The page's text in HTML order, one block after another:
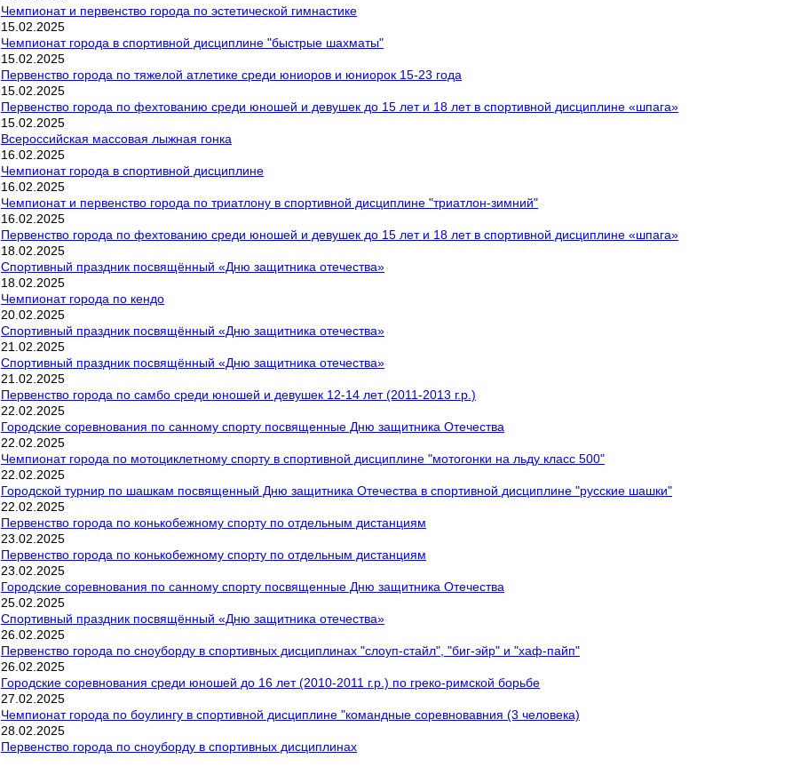
Чемпионат и первенство города по эстетической гимнастике
15 02 2025
Чемпионат города в спортивной дисциплине "быстрые шахматы"
15 02 2025
Первенство города по тяжелой атлетике среди юниоров и юниорок 15-23 года
15 02 2025
Первенство города по фехтованию среди юношей и девушек до 15 лет и 18 лет в спортивной дисциплине «шпага»
15 02 2025
Всероссийская массовая лыжная гонка
16 02 2025
Чемпионат города в спортивной дисциплине
16 02 2025
Чемпионат и первенство города по триатлону в спортивной дисциплине "триатлон-зимний"
16 02 2025
Первенство города по фехтованию среди юношей и девушек до 15 лет и 18 лет в спортивной дисциплине «шпага»
18 02 2025
Спортивный праздник посвящённый «Дню защитника отечества»
18 02 2025
Чемпионат города по кендо
20 02 2025
Спортивный праздник посвящённый «Дню защитника отечества»
21 02 2025
Спортивный праздник посвящённый «Дню защитника отечества»
21 02 2025
Первенство города по самбо среди юношей и девушек 12-14 лет (2011-2013 г.р.)
22 02 2025
Городские соревнования по санному спорту посвященные Дню защитника Отечества
22 02 2025
Чемпионат города по мотоциклетному спорту в спортивной дисциплине "мотогонки на льду класс 500"
22 02 2025
Городской турнир по шашкам посвященный Дню защитника Отечества в спортивной дисциплине "русские шашки"
22 02 2025
Первенство города по конькобежному спорту по отдельным дистанциям
23 02 2025
Первенство города по конькобежному спорту по отдельным дистанциям
23 02 2025
Городские соревнования по санному спорту посвященные Дню защитника Отечества
25 02 2025
Спортивный праздник посвящённый «Дню защитника отечества»
26 02 2025
Первенство города по сноуборду в спортивных дисциплинах "слоуп-стайл", "биг-эйр" и "хаф-пайп"
26 02 2025
Городские соревнования среди юношей до 16 лет (2010-2011 г.р.) по греко-римской борьбе
27 02 2025
Чемпионат города по боулингу в спортивной дисциплине "командные соревновавния (3 человека)
28 02 2025
Первенство города по сноуборду в спортивных дисциплинах